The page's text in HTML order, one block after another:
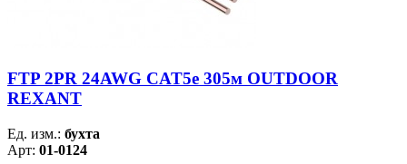
FTP 2PR 24AWG CAT5e 305м OUTDOOR
REXANT
Ед. изм.: бухта
Арт: 01-0124